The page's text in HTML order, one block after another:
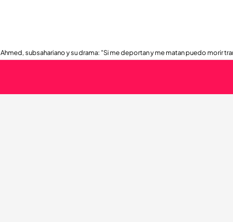
Ahmed, subsahariano y su drama: "Si me deportan y me matan puedo morir